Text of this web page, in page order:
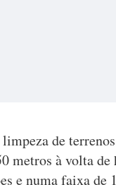
de
metros à volta de
e numa faixa de